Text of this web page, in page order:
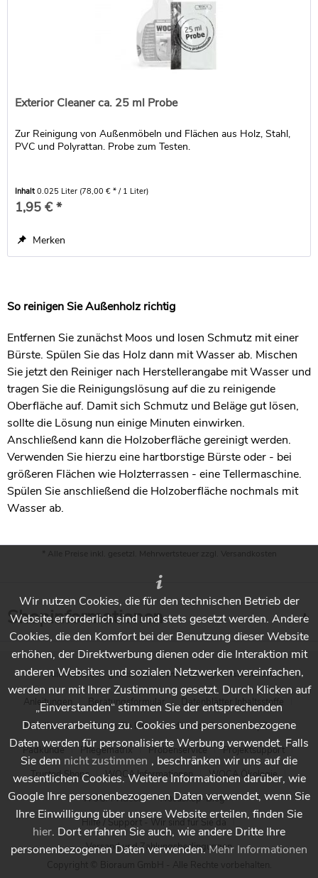
Exterior Cleaner ca. 25 ml Probe
Zur Reinigung von Außenmöbeln und Flächen aus Holz, Stahl,
PVC und Polyrattan. Probe zum Testen.
Inhalt0.025 Liter (78,00 € * / 1 Liter)
1,95 € *
Merken
So reinigen Sie Außenholz richtig
Entfernen Sie zunächst Moos und losen Schmutz mit einer
Bürste. Spülen Sie das Holz dann mit Wasser ab. Mischen
Sie jetzt den Reiniger nach Herstellerangabe mit Wasser und
tragen Sie die Reinigungslösung auf die zu reinigende
Oberfläche auf. Damit sich Schmutz und Beläge gut lösen,
sollte die Lösung nun einige Minuten einwirken.
Anschließend kann die Holzoberfläche gereinigt werden.
Verwenden Sie hierzu eine hartborstige Bürste oder - bei
größeren Flächen wie Holzterrassen - eine Tellermaschine.
Spülen Sie anschließend die Holzoberfläche nochmals mit
Wasser ab.
* Alle Preise inkl. gesetzl. Mehrwertsteuer zzgl. Versandkosten
Shopinformationen
* Alle Preise inkl. gesetzl. Mehrwertsteuer zzgl.Versandkosten
Anleitungen Beratungsformular
Datenblätter Inhaltsstoffe
Händlersuche - Finden Sie Ihren Händler vor Ort
Holzpflege
Padkunde
Pflegematrix Probenservice
Projektsupport
Trusted Shops
WOCA Informationen
WOCA Ökologie
WOCA Videos
Wocashop-Blog
Hilfe / Support - Wir sind für Sie da
Versand und Zahlungsbedingungen
Wir nutzen Cookies, die für den technischen Betrieb der
Website erforderlich sind und stets gesetzt werden. Andere
Cookies, die den Komfort bei der Benutzung dieser Website
erhöhen, der Direktwerbung dienen oder die Interaktion mit
anderen Websites und sozialen Netzwerken vereinfachen,
werden nur mit Ihrer Zustimmung gesetzt. Durch Klicken auf
„Einverstanden“ stimmen Sie der entsprechenden
Datenverarbeitung zu. Cookies und personenbezogene
Daten werden für personalisierte Werbung verwendet. Falls
Sie dem nicht zustimmen , beschränken wir uns auf die
wesentlichen Cookies. Weitere Informationen darüber, wie
Google Ihre personenbezogenen Daten verwendet, wenn Sie
Ihre Einwilligung über unsere Website erteilen, finden Sie
hier. Dort erfahren Sie auch, wie andere Dritte Ihre
personenbezogenen Daten verwenden. Mehr Informationen